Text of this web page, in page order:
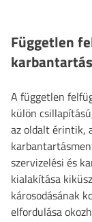
Független
A független
külön
az oldalt érintik,
szervizelési és
kialakítása
károsodásának
elfordulása